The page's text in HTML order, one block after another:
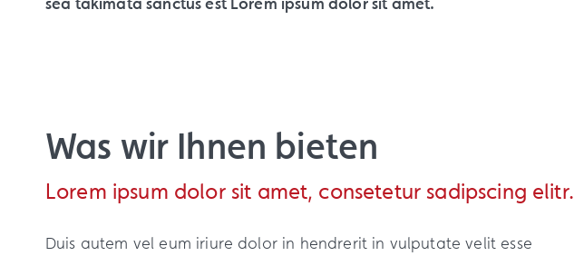
Was wir Ihnen bieten
Lorem ipsum dolor sit amet, consetetur sadipscing elitr.
Duis autem vel eum iriure dolor in hendrerit in vulputate velit esse